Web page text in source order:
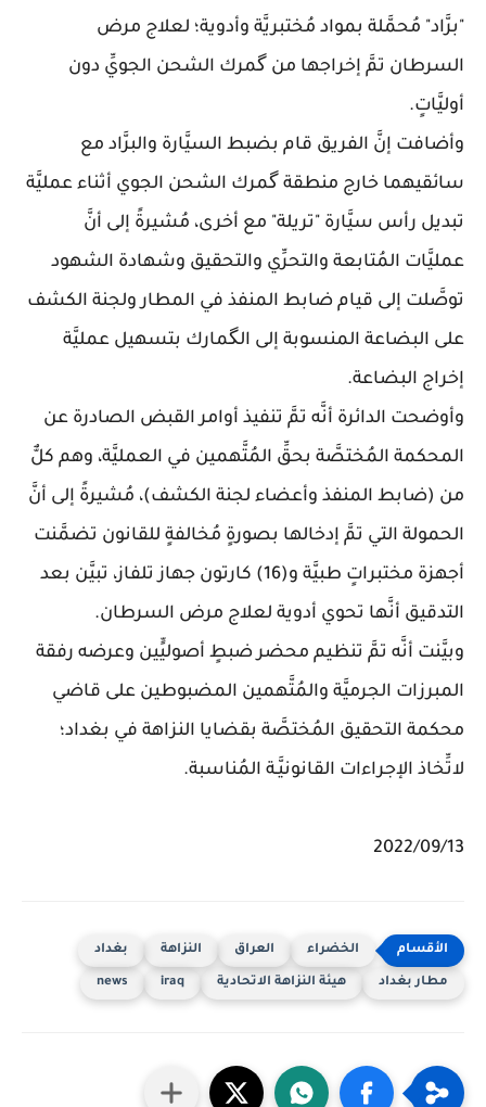
"برَّاد" مُحمَّلة بمواد مُختبريَّة وأدوية؛ لعلاج مرض
السرطان تمَّ إخراجها من گمرك الشحن الجويِّ دون
أوليَّاتٍ.
وأضافت إنَّ الفريق قام بضبط السيَّارة والبرَّاد مع
سائقيهما خارج منطقة گمرك الشحن الجوي أثناء عمليَّة
تبديل رأس سيَّارة "تريلة" مع أخرى، مُشيرةً إلى أنَّ
عمليَّات المُتابعة والتحرِّي والتحقيق وشهادة الشهود
توصَّلت إلى قيام ضابط المنفذ في المطار ولجنة الكشف
على البضاعة المنسوبة إلى الگمارك بتسهيل عمليَّة
إخراج البضاعة.
وأوضحت الدائرة أنَّه تمَّ تنفيذ أوامر القبض الصادرة عن
المحكمة المُختصَّة بحقِّ المُتَّهمين في العمليَّة، وهم كلٌّ
من (ضابط المنفذ وأعضاء لجنة الكشف)، مُشيرةً إلى أنَّ
الحمولة التي تمَّ إدخالها بصورةٍ مُخالفةٍ للقانون تضمَّنت
أجهزة مختبراتٍ طبيَّة و(16) كارتون جهاز تلفاز، تبيَّن بعد
التدقيق أنَّها تحوي أدوية لعلاج مرض السرطان.
وبيَّنت أنَّه تمَّ تنظيم محضر ضبطٍ أصوليٍّين وعرضه رفقة
المبرزات الجرميَّة والمُتَّهمين المضبوطين على قاضي
محكمة التحقيق المُختصَّة بقضايا النزاهة في بغداد؛
لاتِّخاذ الإجراءات القانونيَّـة المُناسبة.
2022/09/13
الخضراء العراق النزاهة بغداد
مطار بغداد هيئة النزاهة الاتحادية iraq
news